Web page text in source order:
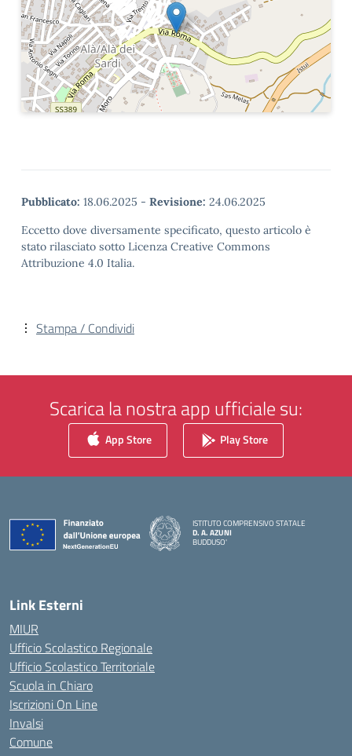
Pubblicato: 18.06.2025 - Revisione: 24.06.2025
Eccetto dove diversamente specificato, questo articolo è
stato rilasciato sotto Licenza Creative Commons
Attribuzione 4.0 Italia.
Stampa / Condividi
Scarica la nostra app ufficiale su:
App Store Play Store
ISTITUTO COMPRENSIVO STATALE
D. A. AZUNI
BUDDUSO'
Link Esterni
MIUR
Ufficio Scolastico Regionale
Ufficio Scolastico Territoriale
Scuola in Chiaro
Iscrizioni On Line
Invalsi
Comune